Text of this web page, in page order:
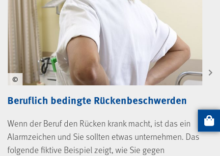
Beruflich bedingte Rückenbeschwerden
Wenn der Beruf den Rücken krank macht, ist das ein
Alarmzeichen und Sie sollten etwas unternehmen. Das
folgende fiktive Beispiel zeigt, wie Sie gegen
©
Artikel